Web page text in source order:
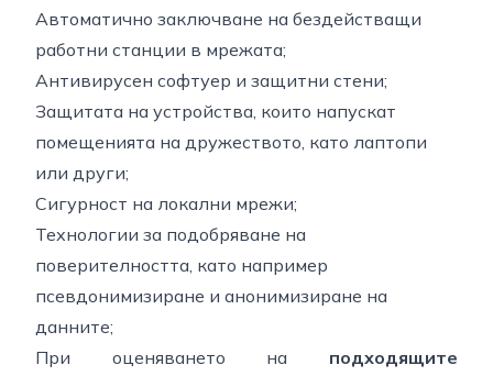
Автоматично заключване на бездействащи
работни станции в мрежата;
Антивирусен софтуер и защитни стени;
Защитата на устройства, които напускат
помещенията на дружеството, като лаптопи
или други;
Сигурност на локални мрежи;
Технологии за подобряване на
поверителността, като например
псевдонимизиране и анонимизиране на
данните;
При оценяването на подходящите